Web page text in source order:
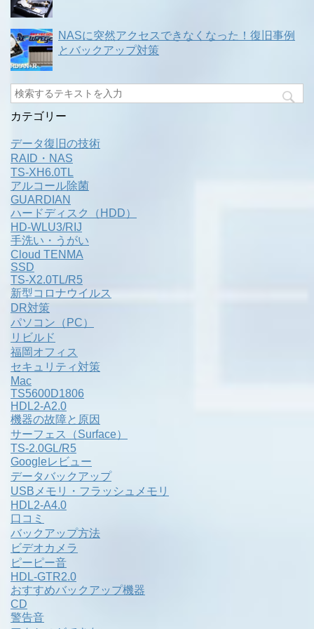
NASに突然アクセスできなくなった！復旧事例
とバックアップ対策
カテゴリー
データ復旧の技術
RAID・NAS
TS-XH6.0TL
アルコール除菌
GUARDIAN
ハードディスク（HDD）
HD-WLU3/RIJ
手洗い・うがい
Cloud TENMA
SSD
TS-X2.0TL/R5
新型コロナウイルス
DR対策
パソコン（PC）
リビルド
福岡オフィス
セキュリティ対策
Mac
TS5600D1806
HDL2-A2.0
機器の故障と原因
サーフェス（Surface）
TS-2.0GL/R5
Googleレビュー
データバックアップ
USBメモリ・フラッシュメモリ
HDL2-A4.0
口コミ
バックアップ方法
ビデオカメラ
ピーピー音
HDL-GTR2.0
おすすめバックアップ機器
CD
警告音